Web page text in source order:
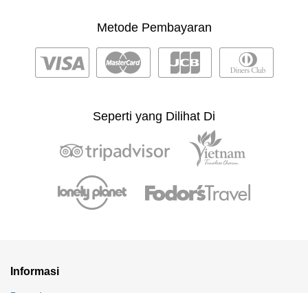
Metode Pembayaran
Seperti yang Dilihat Di
Informasi